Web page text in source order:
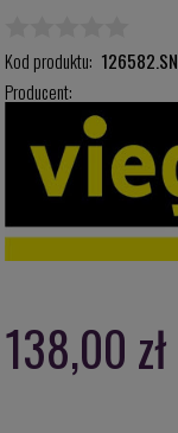
Kod produktu:
Producent:
138,00 zł